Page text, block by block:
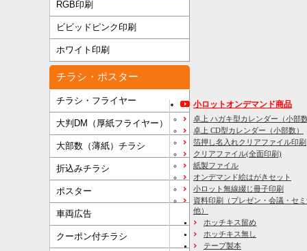
RGB印刷
ビビッドピンク印刷
ホワイト印刷
チラシ・ポスター
チラシ・フライヤー
大判DM（厚紙フライヤー）
大部数（薄紙）チラシ
折込みチラシ
ポスター
車両広告
クーポン付チラシ
小ロットオンデマンド商品
卓上 ハガキ型カレンダー（小部
卓上 CD型カレンダー（小部数）
箔押し名入れクリアファイル印刷
クリアファイル(全面印刷)
紙製ファイル
オンデマンド絵はがきセット
小ロット無線綴じ冊子印刷
資料印刷
（プレゼン・会議・セ
他）
ホッチキス留め
ホッチキス無し
テープ製本